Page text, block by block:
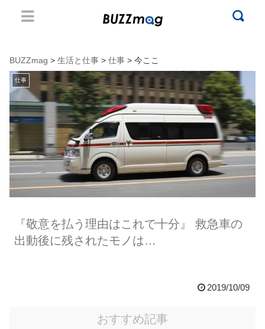
BUZZmag > 生活と仕事 > 仕事 > 今ここ
仕事
『敬意を払う理由はこれで十分』 救急車の
出動後に残されたモノは…
2019/10/09
おすすめ記事